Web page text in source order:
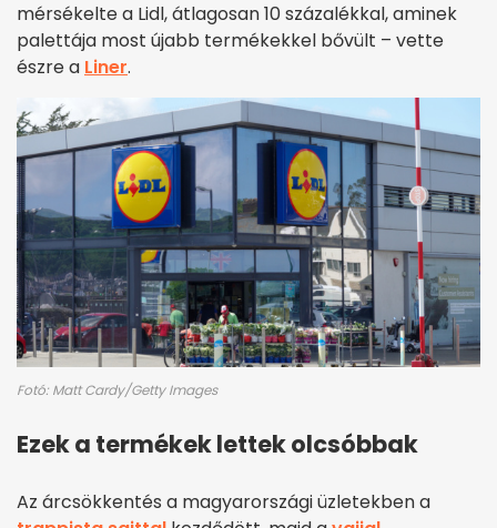
mérsékelte a Lidl, átlagosan 10 százalékkal, aminek
palettája most újabb termékekkel bővült – vette
észre a Liner.
Fotó: Matt Cardy/Getty Images
Ezek a termékek lettek olcsóbbak
Az árcsökkentés a magyarországi üzletekben a